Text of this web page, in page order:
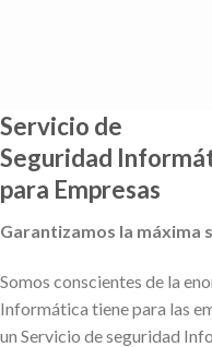
Servicio de
Seguridad
para Empresas
Garantizamos la máxima
Somos conscientes de la
Informática tiene para las
un Servicio de seguridad